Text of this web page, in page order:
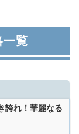
一覧
誇れ！華麗なる